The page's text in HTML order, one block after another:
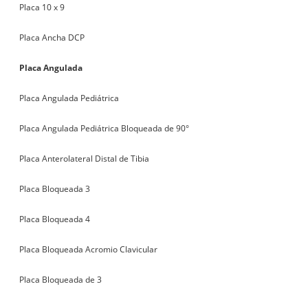
Placa 10 x 9
Placa Ancha DCP
Placa Angulada
Placa Angulada Pediátrica
Placa Angulada Pediátrica Bloqueada de 90°
Placa Anterolateral Distal de Tibia
Placa Bloqueada 3
Placa Bloqueada 4
Placa Bloqueada Acromio Clavicular
Placa Bloqueada de 3